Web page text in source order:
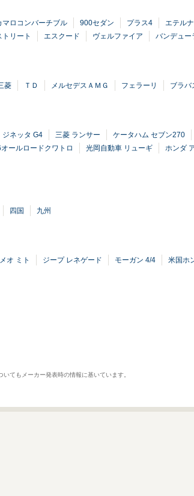
マロコンバーチブル 900セダン プラス4 エテル
トリート エスクード ヴェルファイア バンデュー
菱 ＴＤ メルセデスＡＭＧ フェラーリ ブラバ
ジネッタ G4 三菱 ランサー ケータハム セブン270
ールロードクワトロ 光岡自動車 リューギ ホンダ
四国 九州
オ ミト ジープ レネゲード モーガン 4/4 米国ホ
てもメーカー発表時の情報に基いています。